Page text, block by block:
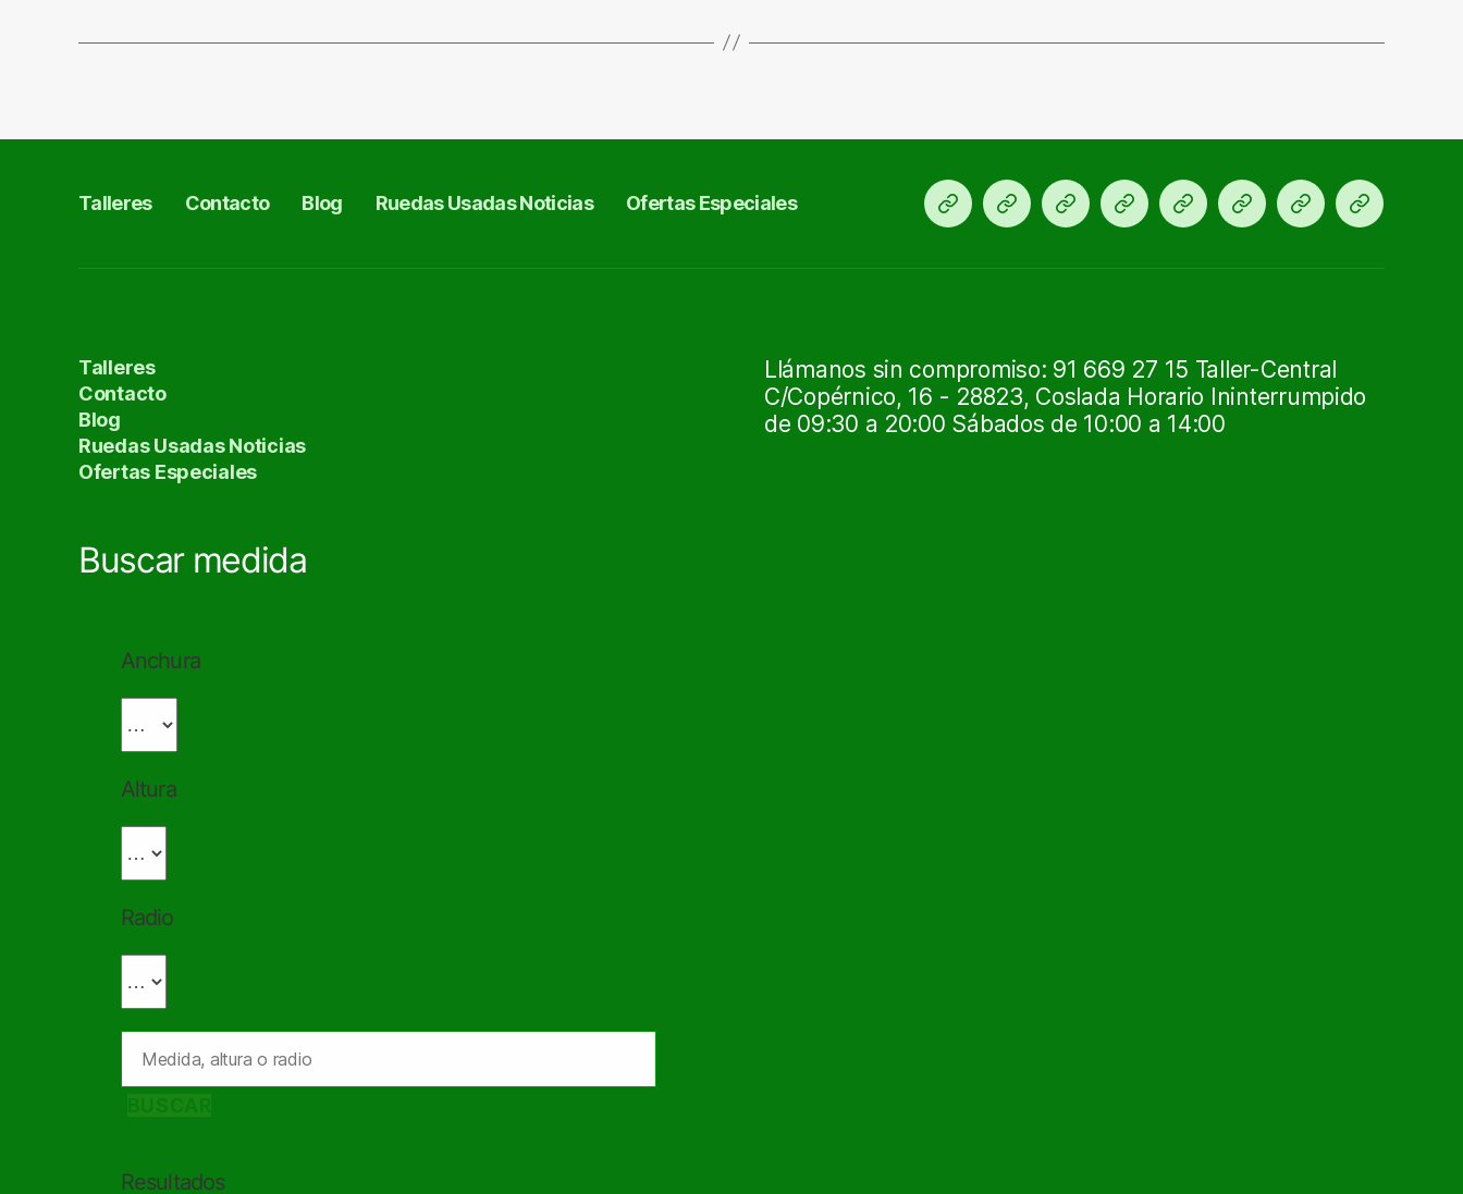
Talleres Contacto Blog Ruedas Usadas Noticias Ofertas Especiales Inicio
OfertasKM
Para
TalleresBlog
Contacto
Talleres
Contacto
Blog
Ruedas Usadas Noticias
Ofertas Especiales
Buscar medida
Anchura
Altura
Radio
Resultados
Llámanos sin compromiso: 91 669 27 15 Taller-Central
C/Copérnico, 16 - 28823, Coslada Horario Ininterrumpido
de 09:30 a 20:00 Sábados de 10:00 a 14:00